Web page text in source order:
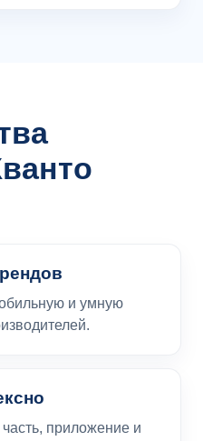
и умную
приложение и